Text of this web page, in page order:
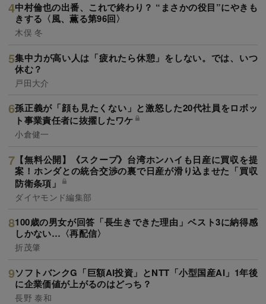
中村倫也の出番、これで終わり？ “まさかの役目”にやきも
きする〈風、薫る第96回〉
木俣 冬
集中力が高い人は「疲れたら休憩」をしない。では、いつ
休む？
戸田大介
孫正義が「顔も見たくない」と激怒した20代社員をロボッ
ト事業責任者に抜擢したワケ
小倉健一
【無料公開】《スクープ》台湾ホンハイも日産に買収を提
案！ホンダとの統合交渉の裏で日産が滑り込ませた「買収
防衛条項」
ダイヤモンド編集部
100歳の男女が回答「長生きできた理由」ベスト3に納得感
しかない…〈再配信〉
折茂肇
ソフトバンクG「巨額AI投資」とNTT「小型国産AI」1年後
に企業価値が上がるのはどっち？
長野 泰和